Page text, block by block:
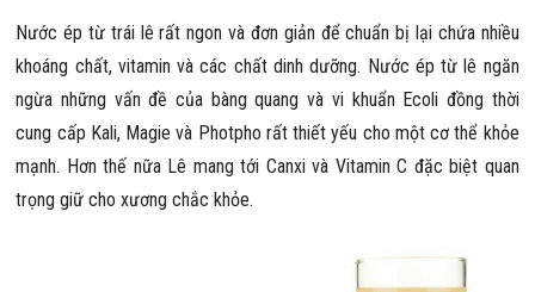
Nước ép từ trái lê rất ngon và đơn giản để chuẩn bị lại chứa nhiều
khoáng chất, vitamin và các chất dinh dưỡng. Nước ép từ lê ngăn
ngừa những vấn đề của bàng quang và vi khuẩn Ecoli đồng thời
cung cấp Kali, Magie và Photpho rất thiết yếu cho một cơ thể khỏe
mạnh. Hơn thế nữa Lê mang tới Canxi và Vitamin C đặc biệt quan
trọng giữ cho xương chắc khỏe.